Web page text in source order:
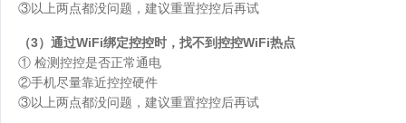
③以上两点都没问题，建议重置控控后再试
（3）通过WiFi绑定控控时，找不到控控WiFi热点
① 检测控控是否正常通电
②手机尽量靠近控控硬件
③以上两点都没问题，建议重置控控后再试